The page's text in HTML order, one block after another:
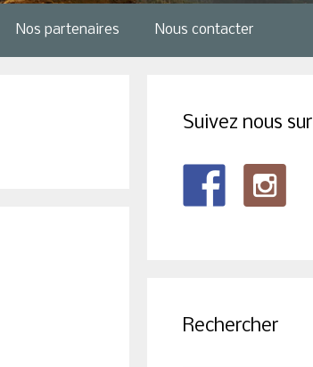
Nos partenaires Nous contacter
Suivez nous sur
Rechercher